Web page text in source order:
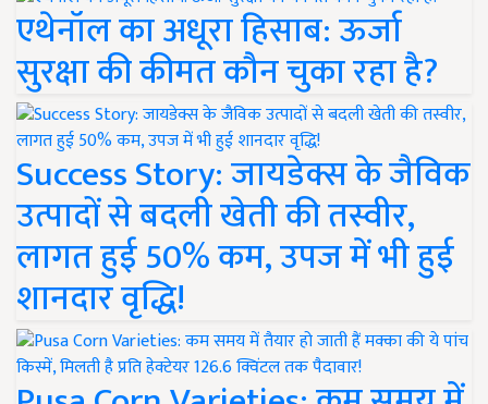
एथेनॉल का अधूरा हिसाब: ऊर्जा
सुरक्षा की कीमत कौन चुका रहा है?
Success Story: जायडेक्स के जैविक
उत्पादों से बदली खेती की तस्वीर,
लागत हुई 50% कम, उपज में भी हुई
शानदार वृद्धि!